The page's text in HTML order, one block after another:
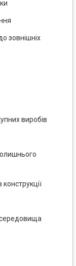
зовнішніх
виробів